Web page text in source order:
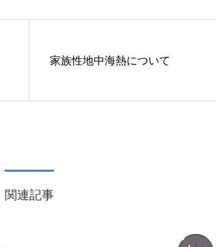
家族性地中海熱について
関連記事